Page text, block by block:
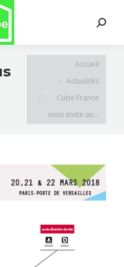
Search:
Vous êtes ici :Accueil
Actualités
Cube France
vous invite au…